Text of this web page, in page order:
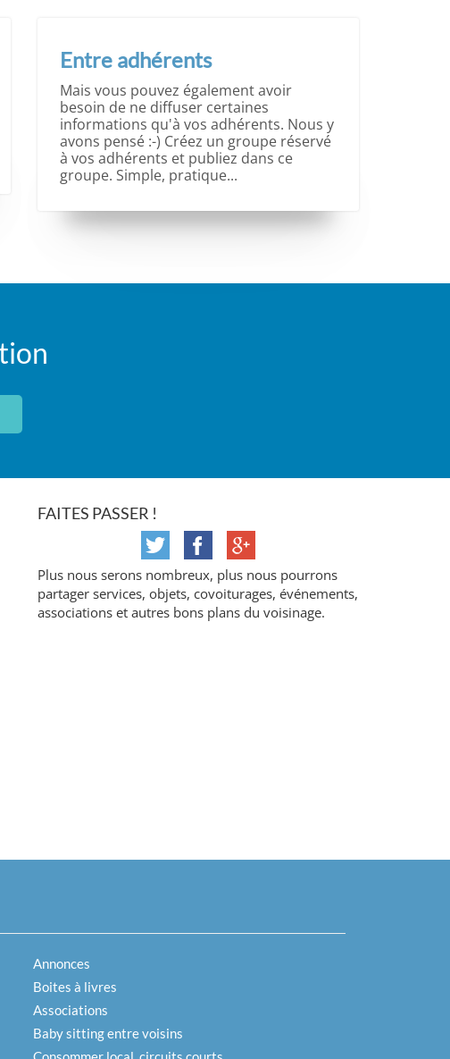
Entre adhérents
Mais vous pouvez également avoir
besoin de ne diffuser certaines
informations qu'à vos adhérents. Nous y
avons pensé :-) Créez un groupe réservé
à vos adhérents et publiez dans ce
groupe. Simple, pratique...
FAITES PASSER !
Plus nous serons nombreux, plus nous pourrons
partager services, objets, covoiturages, événements,
associations et autres bons plans du voisinage.
Annonces
Boites à livres
Associations
Baby sitting entre voisins